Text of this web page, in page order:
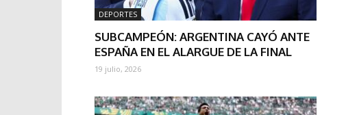
DEPORTES
SUBCAMPEÓN: ARGENTINA CAYÓ ANTE
ESPAÑA EN EL ALARGUE DE LA FINAL
19 julio, 2026